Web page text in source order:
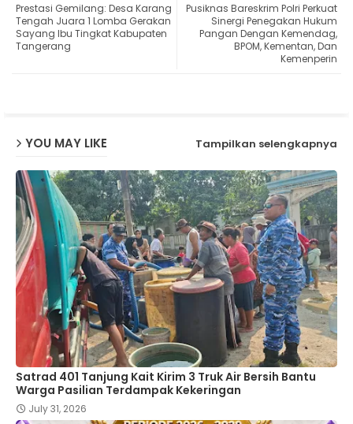
ter ats
Pusiknas Bareskrim Polri Perkuat
Sinergi Penegakan Hukum
Pangan Dengan Kemendag,
BPOM, Kementan, Dan
Kemenperin
Prestasi Gemilang: Desa Karang
Tengah Juara 1 Lomba Gerakan
Sayang Ibu Tingkat Kabupaten
Tangerang
YOU MAY LIKE Tampilkan selengkapnya
Satrad 401 Tanjung Kait Kirim 3 Truk Air Bersih Bantu
Warga Pasilian Terdampak Kekeringan
July 31, 2026